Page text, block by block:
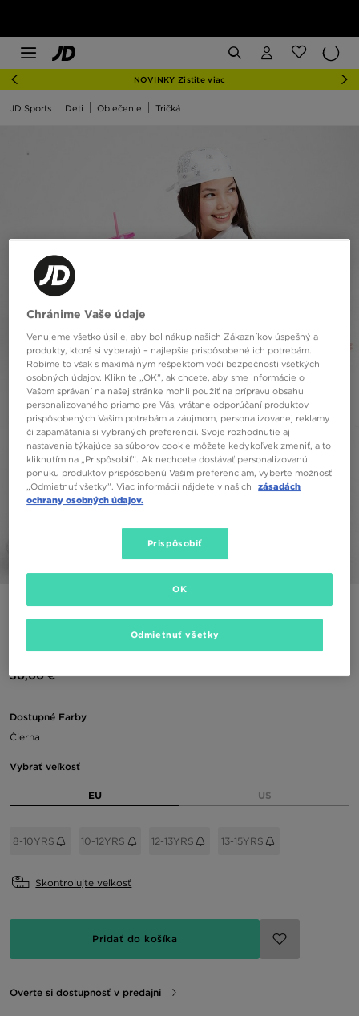
NOVINKY Zistite viac
JD Sports Deti Oblečenie Tričká
ONLY AT JD
JORDAN GIRLS' BOXY GRAPHIC TRIČKO JUNIOR
30,00 €
Dostupné Farby
Čierna
Vybrať veľkosť
EU US
8-10YRS 10-12YRS 12-13YRS 13-15YRS
Skontrolujte veľkosť
Pridať do košíka
Overte si dostupnosť v predajni
Chránime Vaše údaje
Venujeme všetko úsilie, aby bol nákup našich Zákazníkov úspešný a
produkty, ktoré si vyberajú – najlepšie prispôsobené ich potrebám.
Robíme to však s maximálnym rešpektom voči bezpečnosti všetkých
osobných údajov. Kliknite „OK”, ak chcete, aby sme informácie o
Vašom správaní na našej stránke mohli použiť na prípravu obsahu
personalizovaného priamo pre Vás, vrátane odporúčaní produktov
prispôsobených Vašim potrebám a záujmom, personalizovanej reklamy
či zapamätania si vybraných preferencií. Svoje rozhodnutie aj
nastavenia týkajúce sa súborov cookie môžete kedykoľvek zmeniť, a to
kliknutím na „Prispôsobiť”. Ak nechcete dostávať personalizovanú
ponuku produktov prispôsobenú Vašim preferenciám, vyberte možnosť
„Odmietnuť všetky”. Viac informácií nájdete v našich
zásadách
ochrany osobných údajov.
Prispôsobiť
Odmietnuť všetky
OK